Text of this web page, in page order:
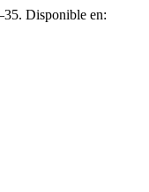
Disponible en: